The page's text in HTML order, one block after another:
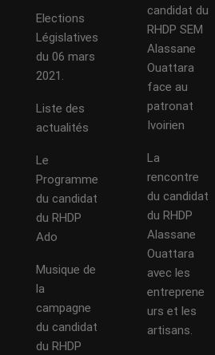
Elections
Législatives
du 06 mars
2021.
Liste des
actualités
Le
Programme
du candidat
du RHDP
Ado
Musique de
la
campagne
du candidat
du RHDP
candidat du
RHDP SEM
Alassane
Ouattara
face au
patronat
Ivoirien
La
rencontre
du candidat
du RHDP
Alassane
Ouattara
avec les
entreprene
urs et les
artisans.